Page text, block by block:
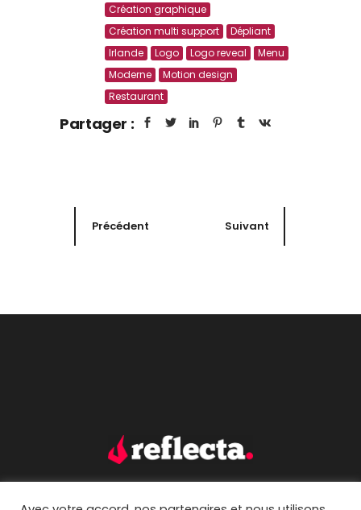
Création graphique
Création multi support
Dépliant
Irlande
Logo Logo reveal
Menu
Moderne
Motion design
Restaurant
Partager :
Précédent Suivant